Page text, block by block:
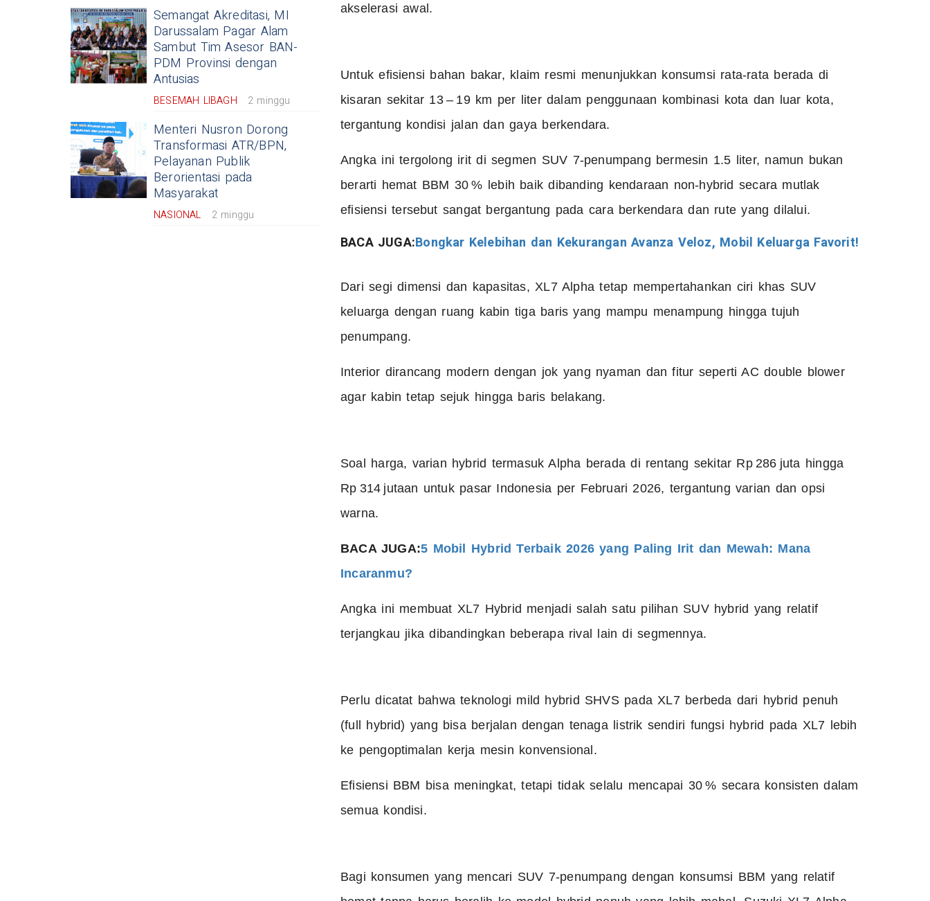
Semangat Akreditasi, MI
Darussalam Pagar Alam
Sambut Tim Asesor BAN-
PDM Provinsi dengan
Antusias
BESEMAH LIBAGH 2 minggu
Menteri Nusron Dorong
Transformasi ATR/BPN,
Pelayanan Publik
Berorientasi pada
Masyarakat
NASIONAL 2 minggu
akselerasi awal.
Untuk efisiensi bahan bakar, klaim resmi menunjukkan konsumsi rata‑rata berada di
kisaran sekitar 13 – 19 km per liter dalam penggunaan kombinasi kota dan luar kota,
tergantung kondisi jalan dan gaya berkendara.
Angka ini tergolong irit di segmen SUV 7‑penumpang bermesin 1.5 liter, namun bukan
berarti hemat BBM 30 % lebih baik dibanding kendaraan non‑hybrid secara mutlak
efisiensi tersebut sangat bergantung pada cara berkendara dan rute yang dilalui.
BACA JUGA:Bongkar Kelebihan dan Kekurangan Avanza Veloz, Mobil Keluarga Favorit!
Dari segi dimensi dan kapasitas, XL7 Alpha tetap mempertahankan ciri khas SUV
keluarga dengan ruang kabin tiga baris yang mampu menampung hingga tujuh
penumpang.
Interior dirancang modern dengan jok yang nyaman dan fitur seperti AC double blower
agar kabin tetap sejuk hingga baris belakang.
Soal harga, varian hybrid termasuk Alpha berada di rentang sekitar Rp 286 juta hingga
Rp 314 jutaan untuk pasar Indonesia per Februari 2026, tergantung varian dan opsi
warna.
BACA JUGA:5 Mobil Hybrid Terbaik 2026 yang Paling Irit dan Mewah: Mana
Incaranmu?
Angka ini membuat XL7 Hybrid menjadi salah satu pilihan SUV hybrid yang relatif
terjangkau jika dibandingkan beberapa rival lain di segmennya.
Perlu dicatat bahwa teknologi mild hybrid SHVS pada XL7 berbeda dari hybrid penuh
(full hybrid) yang bisa berjalan dengan tenaga listrik sendiri fungsi hybrid pada XL7 lebih
ke pengoptimalan kerja mesin konvensional.
Efisiensi BBM bisa meningkat, tetapi tidak selalu mencapai 30 % secara konsisten dalam
semua kondisi.
Bagi konsumen yang mencari SUV 7‑penumpang dengan konsumsi BBM yang relatif